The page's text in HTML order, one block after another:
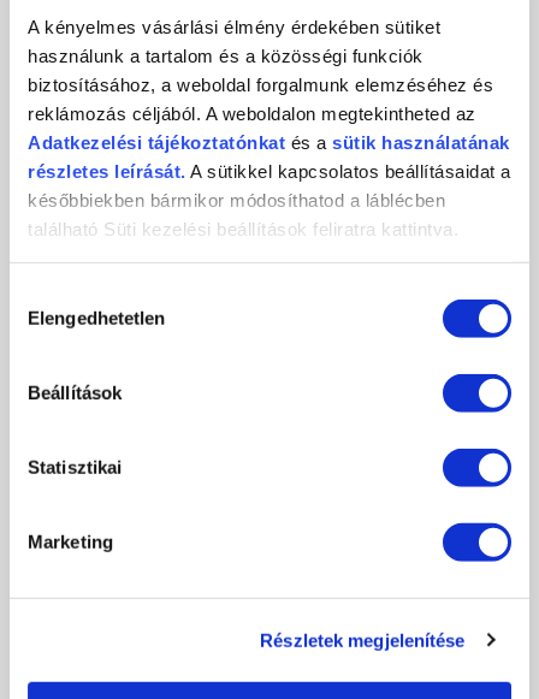
A kényelmes vásárlási élmény érdekében sütiket
használunk a tartalom és a közösségi funkciók
biztosításához, a weboldal forgalmunk elemzéséhez és
reklámozás céljából. A weboldalon megtekintheted az
Adatkezelési tájékoztatónkat és a sütik használatának
részletes leírását. A sütikkel kapcsolatos beállításaidat a
későbbiekben bármikor módosíthatod a láblécben
található Süti kezelési beállítások feliratra kattintva.
kiválasztása
Elengedhetetlen
Beállítások
Statisztikai
Marketing
Részletek megjelenítése
KÖRMÖSNAP 2024/25 TÉL
2024-10-29
Csatlakozz november 9-én személyesen, vagy november 10-én
RÉSZLETEK
PORTALANÍTÁS
A műkörmös szakma innovációjával egyidejűleg előtérbe került az